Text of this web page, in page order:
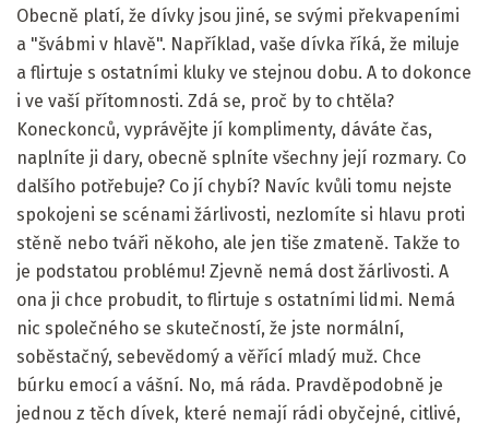
Obecně platí, že dívky jsou jiné, se svými překvapeními
a "švábmi v hlavě". Například, vaše dívka říká, že miluje
a flirtuje s ostatními kluky ve stejnou dobu. A to dokonce
i ve vaší přítomnosti. Zdá se, proč by to chtěla?
Koneckonců, vyprávějte jí komplimenty, dáváte čas,
naplníte ji dary, obecně splníte všechny její rozmary. Co
dalšího potřebuje? Co jí chybí? Navíc kvůli tomu nejste
spokojeni se scénami žárlivosti, nezlomíte si hlavu proti
stěně nebo tváři někoho, ale jen tiše zmateně. Takže to
je podstatou problému! Zjevně nemá dost žárlivosti. A
ona ji chce probudit, to flirtuje s ostatními lidmi. Nemá
nic společného se skutečností, že jste normální,
soběstačný, sebevědomý a věřící mladý muž. Chce
búrku emocí a vášní. No, má ráda. Pravděpodobně je
jednou z těch dívek, které nemají rádi obyčejné, citlivé,